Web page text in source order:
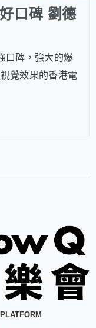
口碑 劉德
口碑，強大的爆
覺效果的香港電